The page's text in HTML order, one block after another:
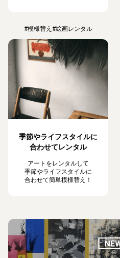
#模様替え #絵画レンタル
季節やライフスタイルに
合わせてレンタル
アートをレンタルして
季節やライフスタイルに
合わせて簡単模様替え！